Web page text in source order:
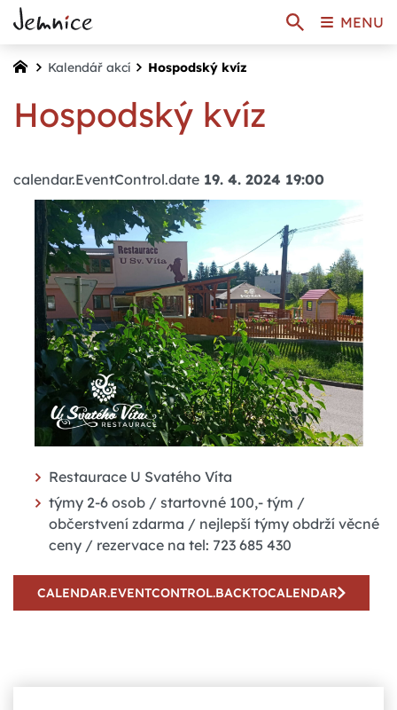
Kalendář akcí Hospodský kvíz
Hospodský kvíz
calendar.EventControl.date 19. 4. 2024 19:00
Restaurace U Svatého Víta
týmy 2-6 osob / startovné 100,- tým /
občerstvení zdarma / nejlepší týmy obdrží věcné
ceny / rezervace na tel: 723 685 430
CALENDAR.EVENTCONTROL.BACKTOCALENDAR
MENU